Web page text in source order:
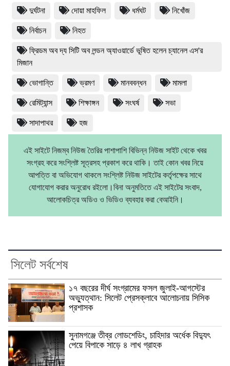
দুর্ঘটনা দোয়া মাহফিল ধর্মঘট নিখোঁজ
নির্বাচন নিহত
ফ্রিডম অব দ্য সিটি অব লন্ডন অ্যাওয়ার্ডে ভূষিত হলেন চ্যানেল এস'র
মিজান
ভোগান্তি ভ্রমণ মানববন্ধন মামলা
রেমিট্যান্স শিক্ষাঙ্গন সংঘর্ষ সভা
সাদাপাথর হজ
এই সাইটে নিজম্ব নিউজ তৈরির পাশাপাশি বিভিন্ন নিউজ সাইট থেকে খবর
সংগ্রহ করে সংশ্লিষ্ট সূত্রসহ প্রকাশ করে থাকি। তাই কোন খবর নিয়ে
আপত্তি বা অভিযোগ থাকলে সংশ্লিষ্ট নিউজ সাইটের কর্তৃপক্ষের সাথে
যোগাযোগ করার অনুরোধ রইলো।বিনা অনুমতিতে এই সাইটের সংবাদ,
আলোকচিত্র অডিও ও ভিডিও ব্যবহার করা বেআইনি।
সিলেট সর্বশেষ
১৭ বছরের দীর্ঘ সংগ্রামের ফসল জুলাই-আগস্টের
অভ্যুত্থান: সিলেট প্রেসক্লাবে আলোচনায় সিসিক
প্রশাসক
সুনামগঞ্জে তীব্র লোডশেডিং, চাহিদার অর্ধেক বিদ্যুৎ
পেয়ে বিপাকে সাড়ে ৪ লাখ গ্রাহক